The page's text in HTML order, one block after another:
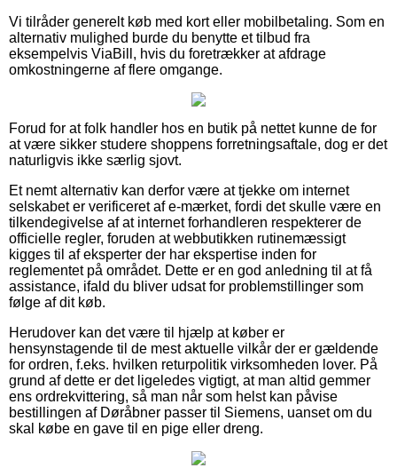
Vi tilråder generelt køb med kort eller mobilbetaling. Som en
alternativ mulighed burde du benytte et tilbud fra
eksempelvis ViaBill, hvis du foretrækker at afdrage
omkostningerne af flere omgange.
Forud for at folk handler hos en butik på nettet kunne de for
at være sikker studere shoppens forretningsaftale, dog er det
naturligvis ikke særlig sjovt.
Et nemt alternativ kan derfor være at tjekke om internet
selskabet er verificeret af e-mærket, fordi det skulle være en
tilkendegivelse af at internet forhandleren respekterer de
officielle regler, foruden at webbutikken rutinemæssigt
kigges til af eksperter der har ekspertise inden for
reglementet på området. Dette er en god anledning til at få
assistance, ifald du bliver udsat for problemstillinger som
følge af dit køb.
Herudover kan det være til hjælp at køber er
hensynstagende til de mest aktuelle vilkår der er gældende
for ordren, f.eks. hvilken returpolitik virksomheden lover. På
grund af dette er det ligeledes vigtigt, at man altid gemmer
ens ordrekvittering, så man når som helst kan påvise
bestillingen af Døråbner passer til Siemens, uanset om du
skal købe en gave til en pige eller dreng.